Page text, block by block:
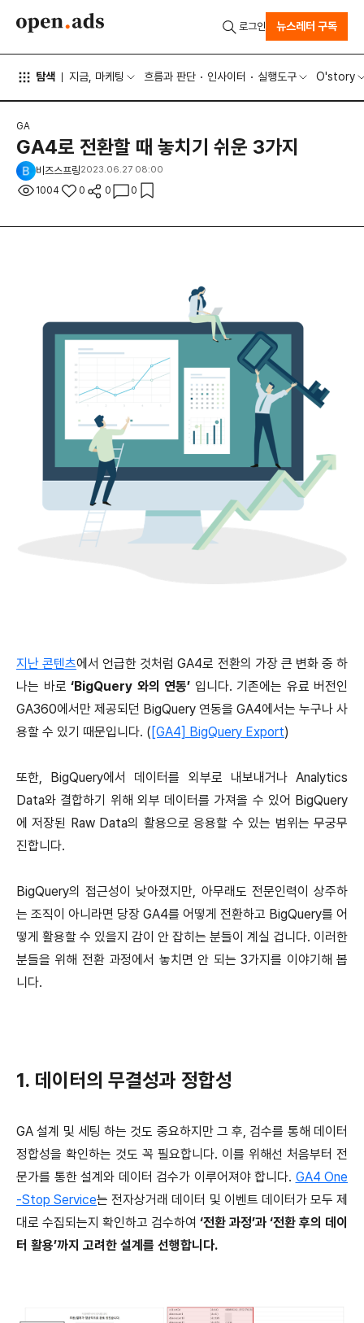
탐색 지금, 마케팅 흐름과 판단 인사이터 실행도구 O'story
로그인 뉴스레터 구독
GA
GA4로 전환할 때 놓치기 쉬운 3가지
비즈스프링2023.06.27 08:00
1004 0 0 0
지난 콘텐츠에서 언급한 것처럼 GA4로 전환의 가장 큰 변화 중 하
나는 바로 ‘BigQuery 와의 연동’ 입니다. 기존에는 유료 버전인
GA360에서만 제공되던 BigQuery 연동을 GA4에서는 누구나 사
용할 수 있기 때문입니다. ( [GA4] BigQuery Export)
또한, BigQuery에서 데이터를 외부로 내보내거나 Analytics
Data와 결합하기 위해 외부 데이터를 가져올 수 있어 BigQuery
에 저장된 Raw Data의 활용으로 응용할 수 있는 범위는 무궁무
진합니다.
BigQuery의 접근성이 낮아졌지만, 아무래도 전문인력이 상주하
는 조직이 아니라면 당장 GA4를 어떻게 전환하고 BigQuery를 어
떻게 활용할 수 있을지 감이 안 잡히는 분들이 계실 겁니다. 이러한
분들을 위해 전환 과정에서 놓치면 안 되는 3가지를 이야기해 봅
니다.
1. 데이터의 무결성과 정합성
GA 설계 및 세팅 하는 것도 중요하지만 그 후, 검수를 통해 데이터
정합성을 확인하는 것도 꼭 필요합니다. 이를 위해선 처음부터 전
문가를 통한 설계와 데이터 검수가 이루어져야 합니다. GA4 One
-Stop Service는 전자상거래 데이터 및 이벤트 데이터가 모두 제
대로 수집되는지 확인하고 검수하여 ‘전환 과정’과 ‘전환 후의 데이
터 활용’까지 고려한 설계를 선행합니다.